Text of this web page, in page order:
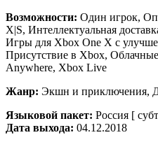
Возможности: Один игрок,
X|S, Интеллектуальная
Игры для Xbox One X с
Присутствие в Xbox,
Anywhere, Xbox Live
Жанр: Экшн и приключения,
Языковой пакет: Россия [
Дата выхода: 04.12.2018